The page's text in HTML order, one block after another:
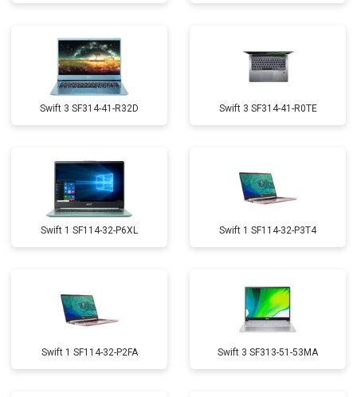
Swift 3 SF314-41-R32D Swift 3 SF314-41-R0TE
Swift 1 SF114-32-P6XL Swift 1 SF114-32-P3T4
Swift 1 SF114-32-P2FA Swift 3 SF313-51-53MA